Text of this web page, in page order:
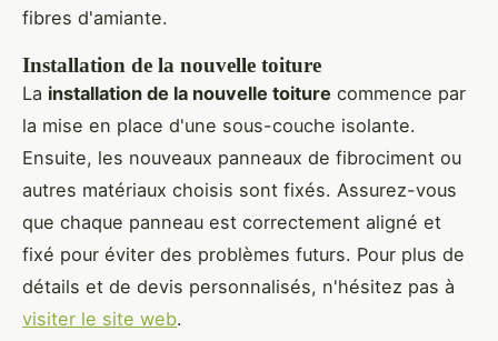
fibres d'amiante.
Installation de la nouvelle toiture
La installation de la nouvelle toiture commence par
la mise en place d'une sous-couche isolante.
Ensuite, les nouveaux panneaux de fibrociment ou
autres matériaux choisis sont fixés. Assurez-vous
que chaque panneau est correctement aligné et
fixé pour éviter des problèmes futurs. Pour plus de
détails et de devis personnalisés, n'hésitez pas à
visiter le site web.